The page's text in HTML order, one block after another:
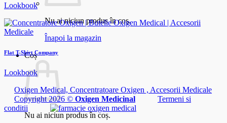
Nu ai niciun produs în coș.
Înapoi la magazin
Coș
Nu ai niciun produs în coș.
Lookbook
Flat T-Shirt Company
Lookbook
Oxigen Medical, Concentratoare Oxigen , Accesorii Medicale
Copyright 2026 © Oxigen Medicinal
Termeni si
conditii